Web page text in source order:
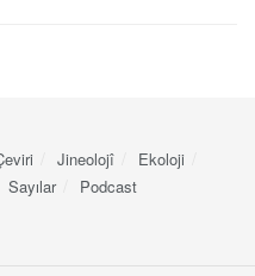
Jineolojî
Ekoloji
Sayılar Podcast